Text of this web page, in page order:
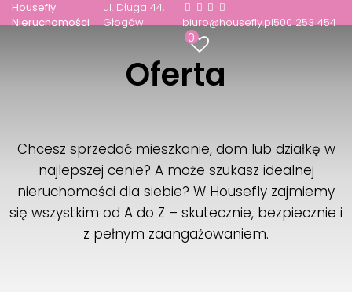
Housefly
Nieruchomości
ul. Długa 44
Głogów
biuro@housefly.pl500 253 454
0
Oferta
Chcesz sprzedać mieszkanie, dom lub działkę w
najlepszej cenie? A może szukasz idealnej
nieruchomości dla siebie? W Housefly zajmiemy
się wszystkim od A do Z – skutecznie, bezpiecznie i
z pełnym zaangażowaniem.